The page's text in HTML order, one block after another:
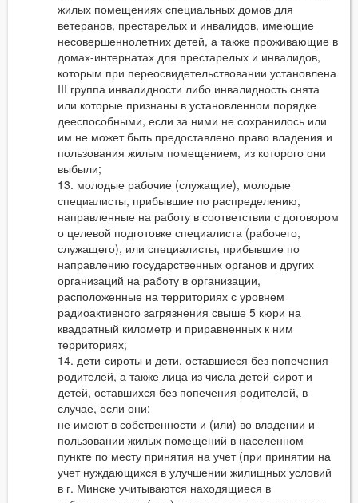
жилых помещениях специальных домов для
ветеранов, престарелых и инвалидов, имеющие
несовершеннолетних детей, а также проживающие в
домах-интернатах для престарелых и инвалидов,
которым при переосвидетельствовании установлена
III группа инвалидности либо инвалидность снята
или которые признаны в установленном порядке
дееспособными, если за ними не сохранилось или
им не может быть предоставлено право владения и
пользования жилым помещением, из которого они
выбыли;
13. молодые рабочие (служащие), молодые
специалисты, прибывшие по распределению,
направленные на работу в соответствии с договором
о целевой подготовке специалиста (рабочего,
служащего), или специалисты, прибывшие по
направлению государственных органов и других
организаций на работу в организации,
расположенные на территориях с уровнем
радиоактивного загрязнения свыше 5 кюри на
квадратный километр и приравненных к ним
территориях;
14. дети-сироты и дети, оставшиеся без попечения
родителей, а также лица из числа детей-сирот и
детей, оставшихся без попечения родителей, в
случае, если они:
не имеют в собственности и (или) во владении и
пользовании жилых помещений в населенном
пункте по месту принятия на учет (при принятии на
учет нуждающихся в улучшении жилищных условий
в г. Минске учитываются находящиеся в